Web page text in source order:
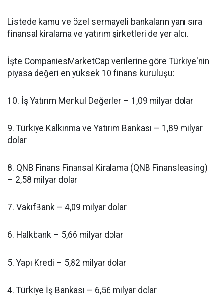
Listede kamu ve özel sermayeli bankaların yanı sıra
finansal kiralama ve yatırım şirketleri de yer aldı.
İşte CompaniesMarketCap verilerine göre Türkiye'nin
piyasa değeri en yüksek 10 finans kuruluşu:
10. İş Yatırım Menkul Değerler – 1,09 milyar dolar
9. Türkiye Kalkınma ve Yatırım Bankası – 1,89 milyar
dolar
8. QNB Finans Finansal Kiralama (QNB Finansleasing)
– 2,58 milyar dolar
7. VakıfBank – 4,09 milyar dolar
6. Halkbank – 5,66 milyar dolar
5. Yapı Kredi – 5,82 milyar dolar
4. Türkiye İş Bankası – 6,56 milyar dolar